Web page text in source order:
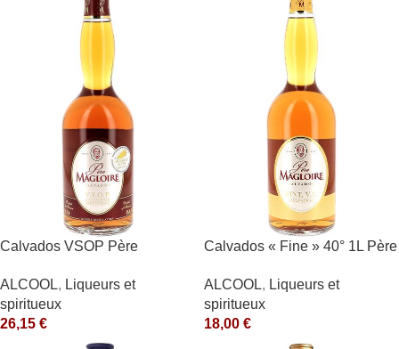
Calvados VSOP Père
ALCOOL, Liqueurs et
spiritueux
26,15 €
Calvados « Fine » 40° 1L Père
ALCOOL, Liqueurs et
spiritueux
18,00 €